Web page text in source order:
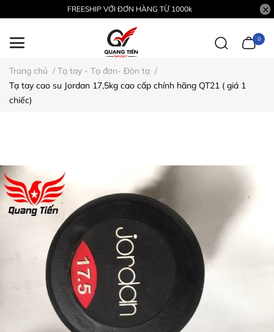
FREESHIP VỚI ĐƠN HÀNG TỪ 1000k
0
Trang chủ / Tạ tay - Tạ đơn- Đòn tạ /
Tạ tay cao su Jordan 17,5kg cao cấp chính hãng QT21 ( giá 1
chiếc)